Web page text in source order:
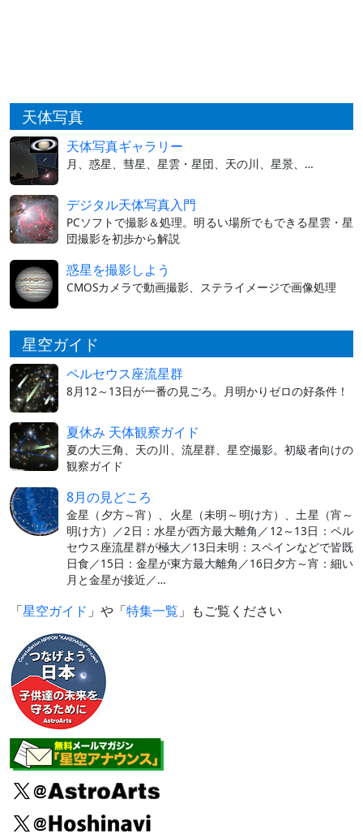
天体写真
天体写真ギャラリー
月、惑星、彗星、星雲・星団、天の川、星景、…
デジタル天体写真入門
PCソフトで撮影＆処理。明るい場所でもできる星雲・星
団撮影を初歩から解説
惑星を撮影しよう
CMOSカメラで動画撮影、ステライメージで画像処理
星空ガイド
ペルセウス座流星群
8月12～13日が一番の見ごろ。月明かりゼロの好条件！
夏休み 天体観察ガイド
夏の大三角、天の川、流星群、星空撮影。初級者向けの
観察ガイド
8月の見どころ
金星（夕方～宵）、火星（未明～明け方）、土星（宵～
明け方）／2日：水星が西方最大離角／12～13日：ペル
セウス座流星群が極大／13日未明：スペインなどで皆既
日食／15日：金星が東方最大離角／16日夕方～宵：細い
月と金星が接近／…
「星空ガイド 」や「特集一覧 」もご覧ください